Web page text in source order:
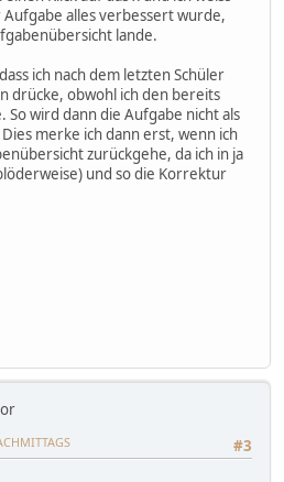
alles verbessert wurde,
lande.
ich nach dem letzten Schüler
drücke, obwohl ich den bereits
wird dann die Aufgabe nicht als
merke ich dann erst, wenn ich
zurückgehe, da ich in ja
und so die Korrektur
#3